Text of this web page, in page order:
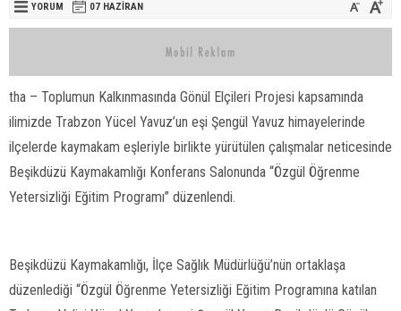
YORUM 07 HAZIRAN
tha – Toplumun Kalkınmasında Gönül Elçileri Projesi kapsamında
ilimizde Trabzon Yücel Yavuz’un eşi Şengül Yavuz himayelerinde
ilçelerde kaymakam eşleriyle birlikte yürütülen çalışmalar neticesinde
Beşikdüzü Kaymakamlığı Konferans Salonunda “Özgül Öğrenme
Yetersizliği Eğitim Programı” düzenlendi.
Beşikdüzü Kaymakamlığı, İlçe Sağlık Müdürlüğü’nün ortaklaşa
düzenlediği “Özgül Öğrenme Yetersizliği Eğitim Programına katılan